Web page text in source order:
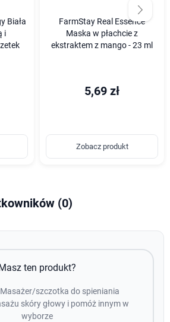
Biała
i
FarmStay Real Essence
Maska w płachcie z
ekstraktem z mango - 23 ml
5,69 zł
Zobacz produkt
(0)
Masz ten produkt?
szczotka do spieniania
skóry głowy i pomóż innym w
wyborze